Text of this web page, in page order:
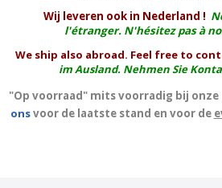
Wij leveren ook in Nederland !
l'étranger. N'hésitez pas à
We ship also abroad. Feel free to
im Ausland. Nehmen Sie
"Op voorraad" mits voorradig bij
onsvoor de laatste stand en voor de